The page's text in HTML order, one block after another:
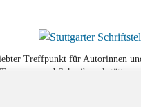
Treffpunkt für Autorinnen
und Schreibwerkstätten.